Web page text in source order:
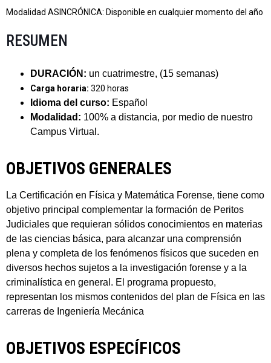
Modalidad ASINCRÓNICA: Disponible en cualquier momento del año
RESUMEN
DURACIÓN: un cuatrimestre, (15 semanas)
Carga horaria: 320 horas
Idioma del curso: Español
Modalidad: 100% a distancia, por medio de nuestro
Campus Virtual.
OBJETIVOS GENERALES
La Certificación en Física y Matemática Forense, tiene como
objetivo principal complementar la formación de Peritos
Judiciales que requieran sólidos conocimientos en materias
de las ciencias básica, para alcanzar una comprensión
plena y completa de los fenómenos físicos que suceden en
diversos hechos sujetos a la investigación forense y a la
criminalística en general. El programa propuesto,
representan los mismos contenidos del plan de Física en las
carreras de Ingeniería Mecánica
OBJETIVOS ESPECÍFICOS